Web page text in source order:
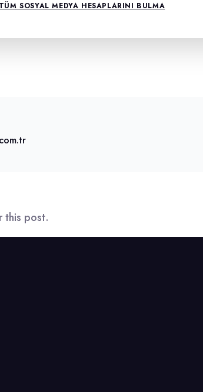
SOSYAL MEDYA HESAPLARINI BULMA
this post.